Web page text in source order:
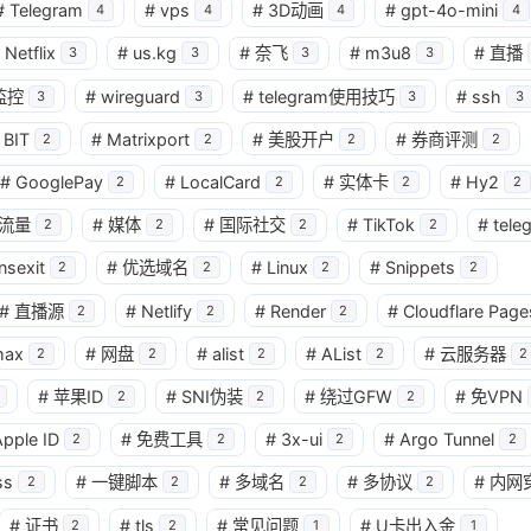
Telegram 4 # vps 4 # 3D动画 4 # gpt-4o-mini 4
Netflix 3 # us.kg 3 # 奈飞 3 # m3u8 3 # 直播
控 3 # wireguard 3 # telegram使用技巧 3 # ssh 3
BIT 2 # Matrixport 2 # 美股开户 2 # 券商评测 2
# GooglePay 2 # LocalCard 2 # 实体卡 2 # Hy2 2
量 2 # 媒体 2 # 国际社交 2 # TikTok 2 #
2 # 优选域名 2 # Linux 2 # Snippets 2
直播源 2 # Netlify 2 # Render 2 # Cloudflare
2 # 网盘 2 # alist 2 # AList 2 # 云服务器 2
# 苹果ID 2 # SNI伪装 2 # 绕过GFW 2 # 免VPN
ID 2 # 免费工具 2 # 3x-ui 2 # Argo Tunnel 2
2 # 一键脚本 2 # 多域名 2 # 多协议 2 # 内网
# 证书 2 # tls 2 # 常见问题 1 # U卡出入金 1